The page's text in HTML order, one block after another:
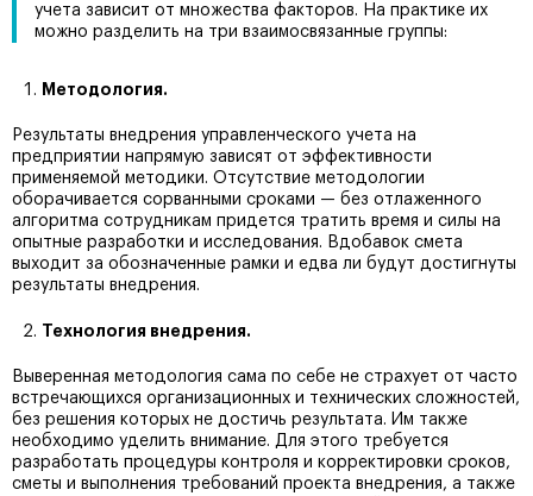
учета зависит от множества факторов. На практике их
можно разделить на три взаимосвязанные группы:
Методология.
Результаты внедрения управленческого учета на
предприятии напрямую зависят от эффективности
применяемой методики. Отсутствие методологии
оборачивается сорванными сроками — без отлаженного
алгоритма сотрудникам придется тратить время и силы на
опытные разработки и исследования. Вдобавок смета
выходит за обозначенные рамки и едва ли будут достигнуты
результаты внедрения.
Технология внедрения.
Выверенная методология сама по себе не страхует от часто
встречающихся организационных и технических сложностей,
без решения которых не достичь результата. Им также
необходимо уделить внимание. Для этого требуется
разработать процедуры контроля и корректировки сроков,
сметы и выполнения требований проекта внедрения, а также